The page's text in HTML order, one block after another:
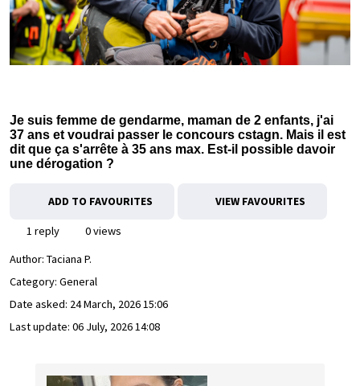
Je suis femme de gendarme, maman de 2 enfants, j'ai
37 ans et voudrai passer le concours cstagn. Mais il est
dit que ça s'arrête à 35 ans max. Est-il possible davoir
une dérogation ?
ADD TO FAVOURITES VIEW FAVOURITES
1 reply
0 views
Author: Taciana P.
Category: General
Date asked: 24 March, 2026 15:06
Last update: 06 July, 2026 14:08